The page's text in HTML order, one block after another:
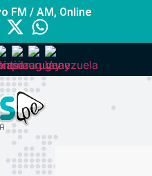
FM / AM, Online